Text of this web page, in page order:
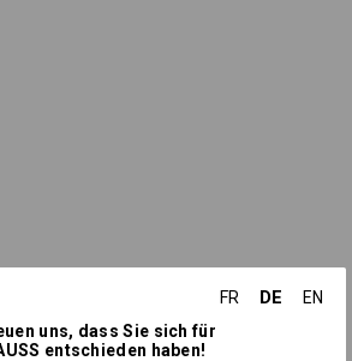
FR DE
EN
uns, dass Sie sich für
entschieden haben!